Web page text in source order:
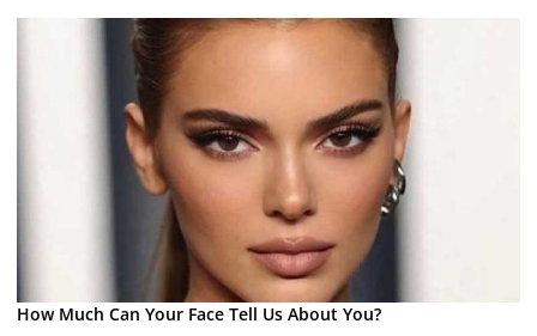
How Much Can Your Face Tell Us About You?